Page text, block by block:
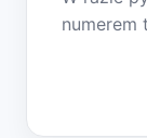
numerem